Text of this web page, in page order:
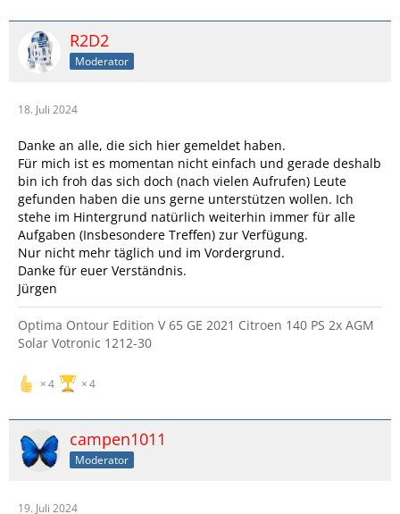
R2D2
Moderator
18. Juli 2024
Danke an alle, die sich hier gemeldet haben.
Für mich ist es momentan nicht einfach und gerade deshalb
bin ich froh das sich doch (nach vielen Aufrufen) Leute
gefunden haben die uns gerne unterstützen wollen. Ich
stehe im Hintergrund natürlich weiterhin immer für alle
Aufgaben (Insbesondere Treffen) zur Verfügung.
Nur nicht mehr täglich und im Vordergrund.
Danke für euer Verständnis.
Jürgen
Optima Ontour Edition V 65 GE 2021 Citroen 140 PS 2x AGM
Solar Votronic 1212-30
4 4
campen1011
Moderator
19. Juli 2024